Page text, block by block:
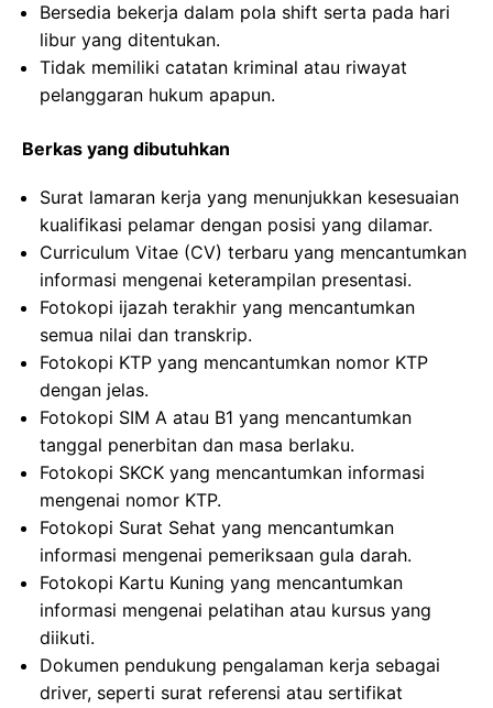
Bersedia bekerja dalam pola shift serta pada hari
libur yang ditentukan.
Tidak memiliki catatan kriminal atau riwayat
pelanggaran hukum apapun.
Berkas yang dibutuhkan
Surat lamaran kerja yang menunjukkan kesesuaian
kualifikasi pelamar dengan posisi yang dilamar.
Curriculum Vitae (CV) terbaru yang mencantumkan
informasi mengenai keterampilan presentasi.
Fotokopi ijazah terakhir yang mencantumkan
semua nilai dan transkrip.
Fotokopi KTP yang mencantumkan nomor KTP
dengan jelas.
Fotokopi SIM A atau B1 yang mencantumkan
tanggal penerbitan dan masa berlaku.
Fotokopi SKCK yang mencantumkan informasi
mengenai nomor KTP.
Fotokopi Surat Sehat yang mencantumkan
informasi mengenai pemeriksaan gula darah.
Fotokopi Kartu Kuning yang mencantumkan
informasi mengenai pelatihan atau kursus yang
diikuti.
Dokumen pendukung pengalaman kerja sebagai
driver, seperti surat referensi atau sertifikat